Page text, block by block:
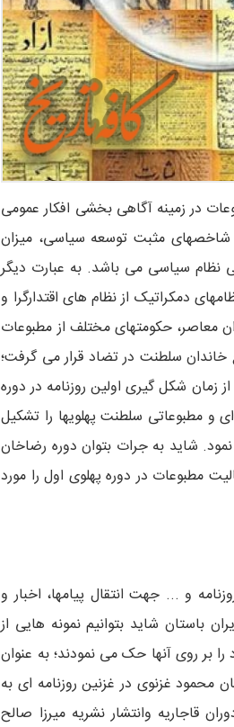
در زمینه آگاهی بخشی افکار عمومی
شاخصهای مثبت توسعه سیاسی، میزان
نظام سیاسی می باشد. به عبارت دیگر
دمکراتیک از نظام های اقتدارگرا و
معاصر، حکومتهای مختلف از مطبوعات
خاندان سلطنت در تضاد قرار می گرفت؛
شکل گیری اولین روزنامه در دوره
و مطبوعاتی سلطنت پهلویها را تشکیل
1304 شدت و حدت بیشتری پیدا نمود. شاید به جرات بتوان دوره رضاخان
مطبوعات در دوره پهلوی اول را مورد
و ... جهت انتقال پیامها، اخبار و
باستان شاید بتوانیم نمونه هایی از
روی آنها حک می نمودند؛ به عنوان
غزنوی در غزنین روزنامه ای به
قاجاریه وانتشار نشریه میرزا صالح